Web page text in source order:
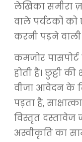
लेखिका समीरा
वाले पर्यटकों को
करनी पड़ने वाली
कमजोर
होती है। छुट्टी
वीजा आवेदन के
पड़ता है,
विस्तृत
अस्वीकृति का